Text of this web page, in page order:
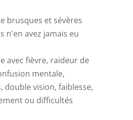
brusques et sévères
n'en avez jamais eu
avec fièvre, raideur de
mentale,
double vision, faiblesse,
ou difficultés